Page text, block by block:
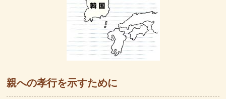
親への孝行を示すために